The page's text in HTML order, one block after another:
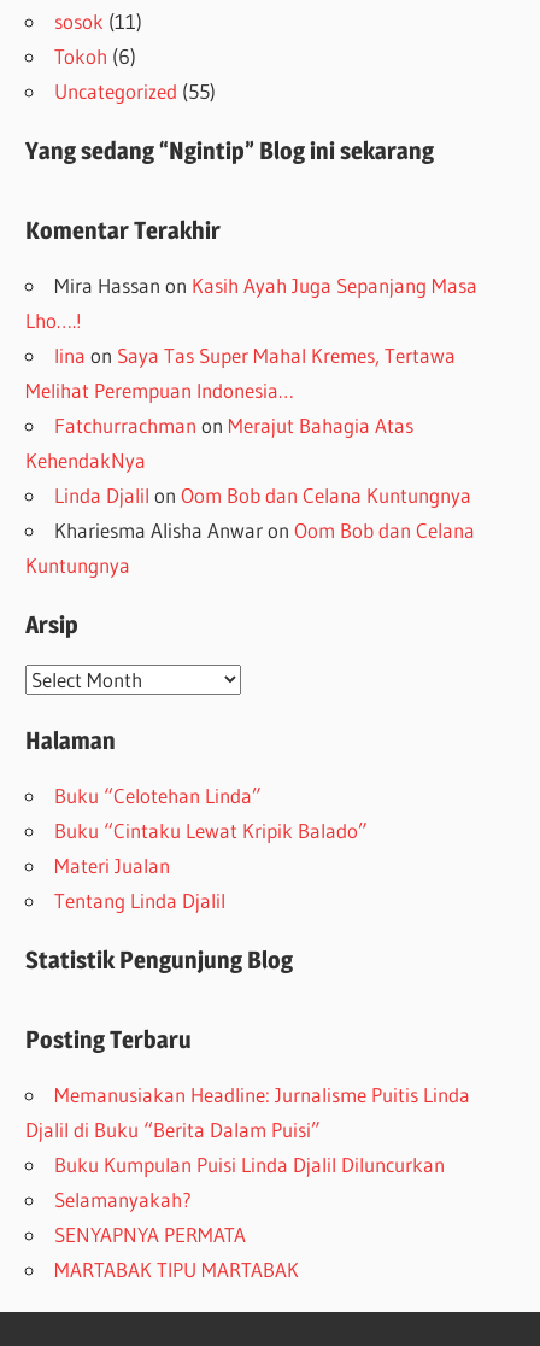
sosok (11)
Tokoh (6)
Uncategorized (55)
Yang sedang “Ngintip” Blog ini sekarang
Komentar Terakhir
Mira Hassan on Kasih Ayah Juga Sepanjang Masa
Lho….!
lina on Saya Tas Super Mahal Kremes, Tertawa
Melihat Perempuan Indonesia…
Fatchurrachman on Merajut Bahagia Atas
KehendakNya
Linda Djalil onOom Bob dan Celana Kuntungnya
Khariesma Alisha AnwaronOom Bob dan Celana
Kuntungnya
Arsip
Arsip
Halaman
Buku “Celotehan Linda”
Buku “Cintaku Lewat Kripik Balado”
Materi Jualan
Tentang Linda Djalil
Statistik Pengunjung Blog
Posting Terbaru
Memanusiakan Headline: Jurnalisme Puitis Linda
Djalil di Buku “Berita Dalam Puisi”
Buku Kumpulan Puisi Linda Djalil Diluncurkan
Selamanyakah?
SENYAPNYA PERMATA
MARTABAK TIPU MARTABAK